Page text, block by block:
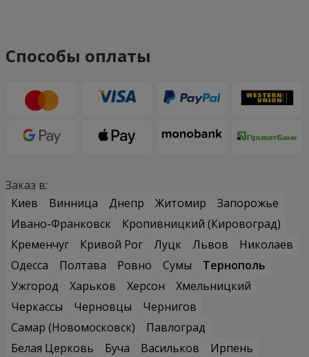
Способы оплаты
Заказ в:
Киев
Винница Днепр Житомир
Запорожье
Ивано-Франковск
Кропивницкий (Кировоград)
Кременчуг
Кривой Рог Луцк Львов
Николаев
Одесса
Полтава Ровно Сумы
Тернополь
Ужгород
Харьков Херсон
Хмельницкий
Черкассы
Черновцы
Чернигов
Самар (Новомосковск)
Павлоград
Белая Церковь
Буча Васильков
Ирпень